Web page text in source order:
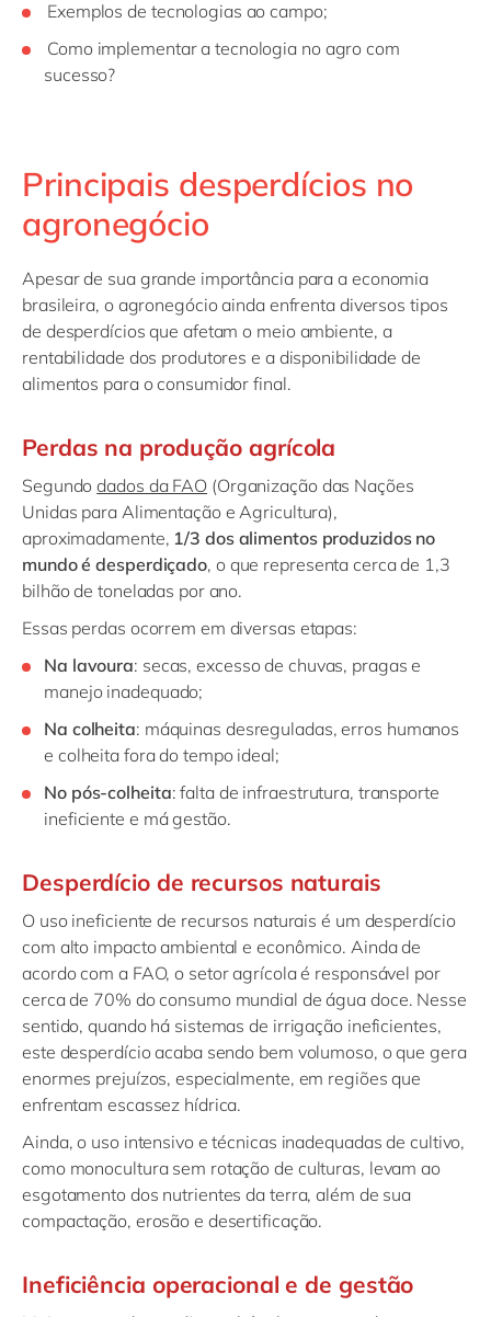
Exemplos de tecnologias ao campo;
Como implementar a tecnologia no agro com
sucesso?
Principais desperdícios no
agronegócio
Apesar de sua grande importância para a economia
brasileira, o agronegócio ainda enfrenta diversos tipos
de desperdícios que afetam o meio ambiente, a
rentabilidade dos produtores e a disponibilidade de
alimentos para o consumidor final.
Perdas na produção agrícola
Segundodados da FAO (Organização das Nações
Unidas para Alimentação e Agricultura),
aproximadamente, 1/3 dos alimentos produzidos no
mundo é desperdiçado, o que representa cerca de 1,3
bilhão de toneladas por ano.
Essas perdas ocorrem em diversas etapas:
Na lavoura: secas, excesso de chuvas, pragas e
manejo inadequado;
Na colheita: máquinas desreguladas, erros humanos
e colheita fora do tempo ideal;
No pós-colheita: falta de infraestrutura, transporte
ineficiente e má gestão.
Desperdício de recursos naturais
O uso ineficiente de recursos naturais é um desperdício
com alto impacto ambiental e econômico. Ainda de
acordo com a FAO, o setor agrícola é responsável por
cerca de 70% do consumo mundial de água doce. Nesse
sentido, quando há sistemas de irrigação ineficientes,
este desperdício acaba sendo bem volumoso, o que gera
enormes prejuízos, especialmente, em regiões que
enfrentam escassez hídrica.
Ainda, o uso intensivo e técnicas inadequadas de cultivo,
como monocultura sem rotação de culturas, levam ao
esgotamento dos nutrientes da terra, além de sua
compactação, erosão e desertificação.
Ineficiência operacional e de gestão